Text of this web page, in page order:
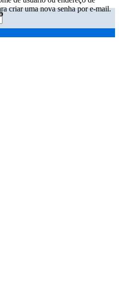
criar uma nova senha por e-mail.